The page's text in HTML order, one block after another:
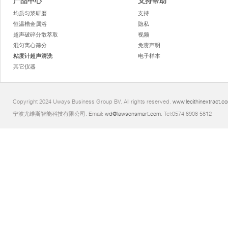
均质匀浆研磨
恒温槽金属浴
超声破碎分散萃取
混匀离心筛分
粘度计超声清洗
其它仪器
支持
隐私
视频
免责声明
电子样本
Copyright 2024 Uways Business Group BV. All rights reserved.
宁波尤维斯智能科技有限公司. Email: wd@lawsonsmart.com. Tel:0574 8908 5812